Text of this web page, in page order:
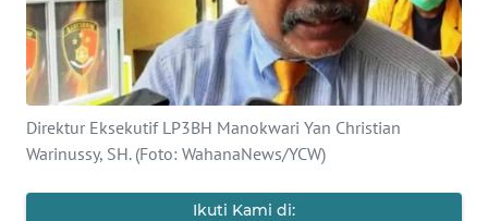
Direktur Eksekutif LP3BH Manokwari Yan Christian
Warinussy, SH. (Foto: WahanaNews/YCW)
Ikuti Kami di:
KONTAK
KAMI
INFO
KAMI